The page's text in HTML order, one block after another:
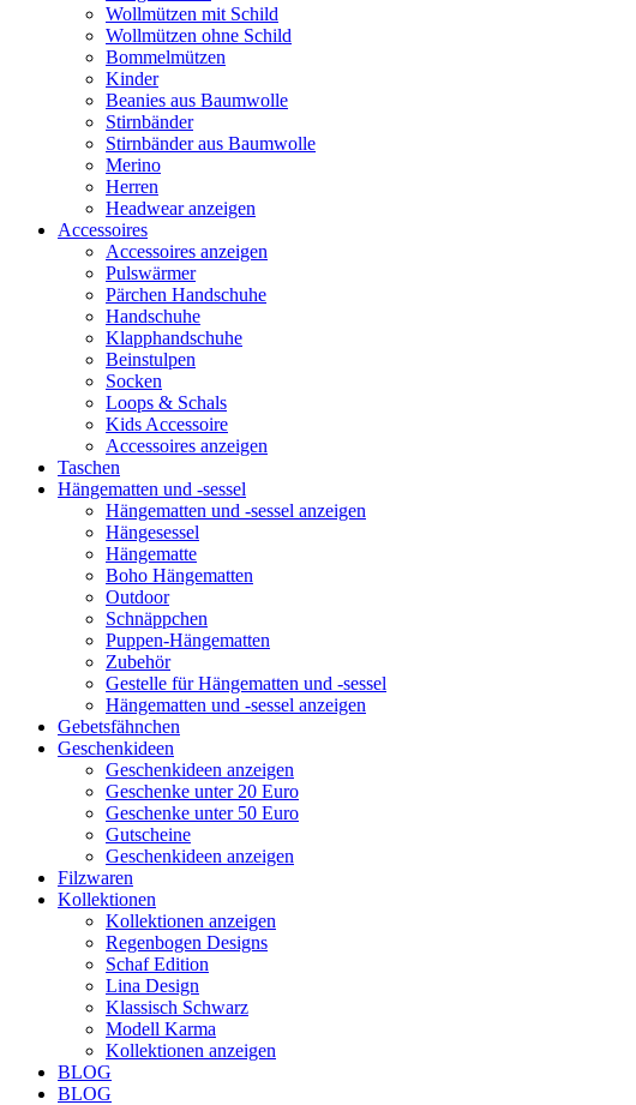
Wollmützen mit Schild
Wollmützen ohne Schild
Bommelmützen
Kinder
Beanies aus Baumwolle
Stirnbänder
Stirnbänder aus Baumwolle
Merino
Herren
Headwear anzeigen
Accessoires
Accessoires anzeigen
Pulswärmer
Pärchen Handschuhe
Handschuhe
Klapphandschuhe
Beinstulpen
Socken
Loops & Schals
Kids Accessoire
Accessoires anzeigen
Taschen
Hängematten und -sessel
Hängematten und -sessel anzeigen
Hängesessel
Hängematte
Boho Hängematten
Outdoor
Schnäppchen
Puppen-Hängematten
Zubehör
Gestelle für Hängematten und -sessel
Hängematten und -sessel anzeigen
Gebetsfähnchen
Geschenkideen
Geschenkideen anzeigen
Geschenke unter 20 Euro
Geschenke unter 50 Euro
Gutscheine
Geschenkideen anzeigen
Filzwaren
Kollektionen
Kollektionen anzeigen
Regenbogen Designs
Schaf Edition
Lina Design
Klassisch Schwarz
Modell Karma
Kollektionen anzeigen
BLOG
BLOG